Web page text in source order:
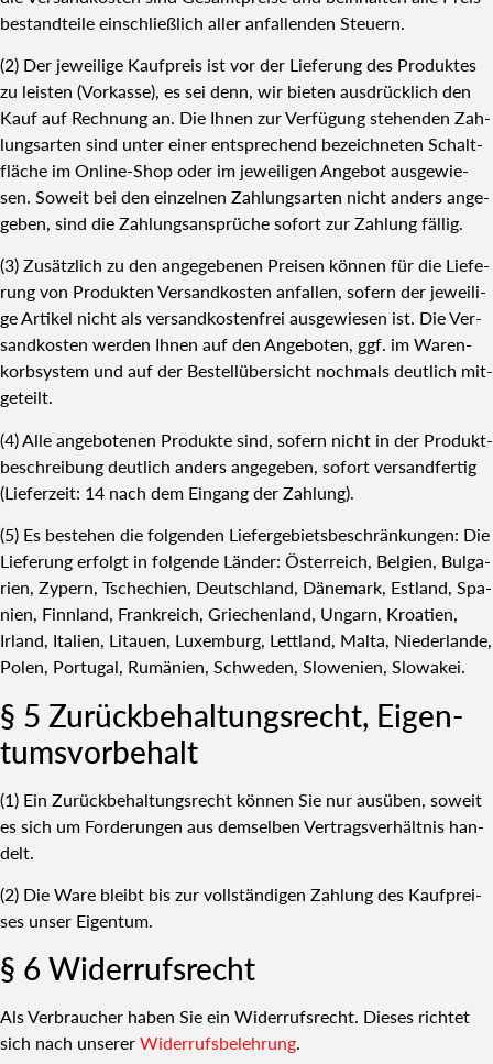
be­stand­tei­le ein­schließ­lich aller anfal­len­den Steu­ern.
(2) Der jewei­li­ge Kauf­preis ist vor der Lie­fe­rung des Pro­duk­tes
zu leis­ten (Vor­kas­se), es sei denn, wir bie­ten aus­drück­lich den
Kauf auf Rech­nung an. Die Ihnen zur Ver­fü­gung ste­hen­den Zah­
lungs­ar­ten sind unter einer ent­spre­chend bezeich­ne­ten Schalt­
flä­che im Online-Shop oder im jewei­li­gen Ange­bot aus­ge­wie­
sen. Soweit bei den ein­zel­nen Zah­lungs­ar­ten nicht anders ange­
ge­ben, sind die Zah­lungs­an­sprü­che sofort zur Zah­lung fäl­lig.
(3) Zusätz­lich zu den ange­ge­be­nen Prei­sen kön­nen für die Lie­fe­
rung von Pro­duk­ten Ver­sand­kos­ten anfal­len, sofern der jewei­li­
ge Arti­kel nicht als ver­sand­kos­ten­frei aus­ge­wie­sen ist. Die Ver­
sand­kos­ten wer­den Ihnen auf den Ange­bo­ten, ggf. im Waren­
korb­sys­tem und auf der Bestell­über­sicht noch­mals deut­lich mit­
ge­teilt.
(4) Alle ange­bo­te­nen Pro­duk­te sind, sofern nicht in der Pro­dukt­
be­schrei­bung deut­lich anders ange­ge­ben, sofort ver­sand­fer­tig
(Lie­fer­zeit: 14 nach dem Ein­gang der Zah­lung).
(5) Es bestehen die fol­gen­den Lie­fer­ge­biets­be­schrän­kun­gen: Die
Lie­fe­rung erfolgt in fol­gen­de Län­der: Öster­reich, Bel­gi­en, Bul­ga­
ri­en, Zypern, Tsche­chi­en, Deutsch­land, Däne­mark, Est­land, Spa­
ni­en, Finn­land, Frank­reich, Grie­chen­land, Ungarn, Kroa­ti­en,
Irland, Ita­li­en, Litau­en, Luxem­burg, Lett­land, Mal­ta, Nie­der­lan­de,
Polen, Por­tu­gal, Rumä­ni­en, Schwe­den, Slo­we­ni­en, Slo­wa­kei.
§ 5 Zurück­be­hal­tungs­recht, Eigen­
tums­vor­be­halt
(1) Ein Zurück­be­hal­tungs­recht kön­nen Sie nur aus­üben, soweit
es sich um For­de­run­gen aus dem­sel­ben Ver­trags­ver­hält­nis han­
delt.
(2) Die Ware bleibt bis zur voll­stän­di­gen Zah­lung des Kauf­prei­
ses unser Eigen­tum.
§ 6 Wider­rufs­recht
Als Ver­brau­cher haben Sie ein Wider­rufs­recht. Die­ses rich­tet
sich nach unse­rerWider­rufs­be­leh­rung.